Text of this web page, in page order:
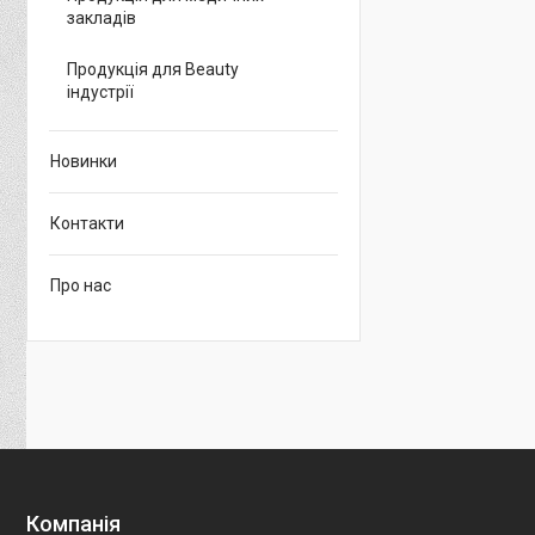
закладів
Продукція для Beauty
індустрії
Новинки
Контакти
Про нас
Компанія